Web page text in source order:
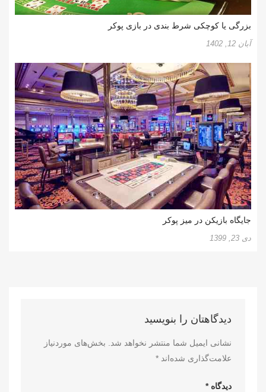
بزرگی یا کوچکی شرط بندی در بازی پوکر
آبان 12, 1402
جایگاه بازیکن در میز پوکر
دی 23, 1399
دیدگاهتان را بنویسید
نشانی ایمیل شما منتشر نخواهد شد. بخش‌های موردنیاز
علامت‌گذاری شده‌اند *
دیدگاه*